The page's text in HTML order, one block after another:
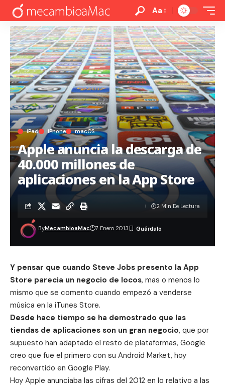
Aa
iPad iPhone macOS
Apple anuncia la descarga de
40.000 millones de
aplicaciones en la App Store
ByMecambioaMac 7 Enero 2013
2 Min De Lectura
Y pensar que cuando Steve Jobs presento la App
Store parecia un negocio de locos, mas o menos lo
mismo que se comento cuando empezó a venderse
música en la iTunes Store.
Desde hace tiempo se ha demostrado que las
tiendas de aplicaciones son un gran negocio, que por
supuesto han adaptado el resto de plataformas, Google
creo que fue el primero con su Android Market, hoy
reconvertido en Google Play.
Hoy Apple anunciaba las cifras del 2012 en lo relativo a las